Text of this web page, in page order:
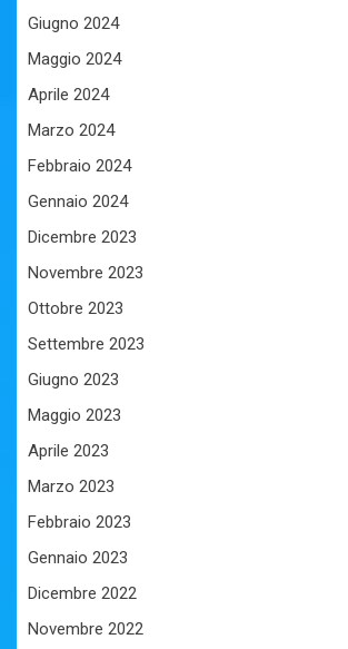
Giugno 2024
Maggio 2024
Aprile 2024
Marzo 2024
Febbraio 2024
Gennaio 2024
Dicembre 2023
Novembre 2023
Ottobre 2023
Settembre 2023
Giugno 2023
Maggio 2023
Aprile 2023
Marzo 2023
Febbraio 2023
Gennaio 2023
Dicembre 2022
Novembre 2022